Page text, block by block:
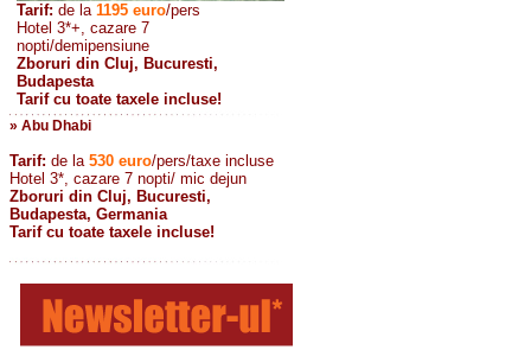
Tarif: de la 1195 euro/pers
Hotel 3*+, cazare 7
nopti/demipensiune
Zboruri din Cluj, Bucuresti,
Budapesta
Tarif cu toate taxele incluse!
» Abu Dhabi
Tarif: de la 530 euro/pers/taxe incluse
Hotel 3*, cazare 7 nopti/ mic dejun
Zboruri din Cluj, Bucuresti,
Budapesta, Germania
Tarif cu toate taxele incluse!